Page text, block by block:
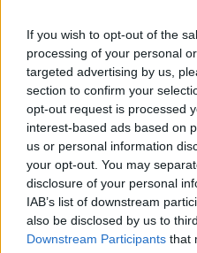
If you wish to opt-out of the
processing of your personal
targeted advertising by us,
section to confirm your
opt-out request is processed
interest-based ads based on
us or personal information
your opt-out. You may
disclosure of your personal
IAB’s list of downstream
also be disclosed by us to
Downstream Participants that
Στηρίζει την
Αχτσιόγλου για
ΣΥΡΙΖΑ ο Νάσος
μήνυμά του
Την υποψηφιότητα
Αχτσιόγλουδήλωσε
στηρίζειστηρίζει ο
χαρακτηρίζοντας τη
και ενότητας.